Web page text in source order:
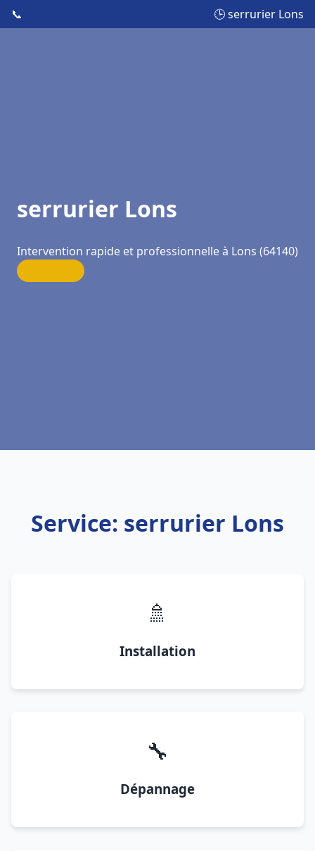
📞 🕒 serrurier Lons
serrurier Lons
Intervention rapide et professionnelle à Lons (64140)
Service: serrurier Lons
🚿
Installation
🔧
Dépannage